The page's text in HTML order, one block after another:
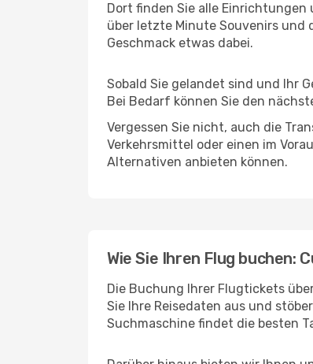
Dort finden Sie alle
über letzte Minute Souvenirs und
Geschmack etwas dabei.
Sobald Sie gelandet sind und Ihr
Bei Bedarf können Sie den
Vergessen Sie nicht, auch die
Verkehrsmittel oder einen im
Alternativen anbieten können.
Wie Sie Ihren Flug buchen:
Die Buchung Ihrer Flugtickets
Sie Ihre Reisedaten aus und
Suchmaschine findet die besten